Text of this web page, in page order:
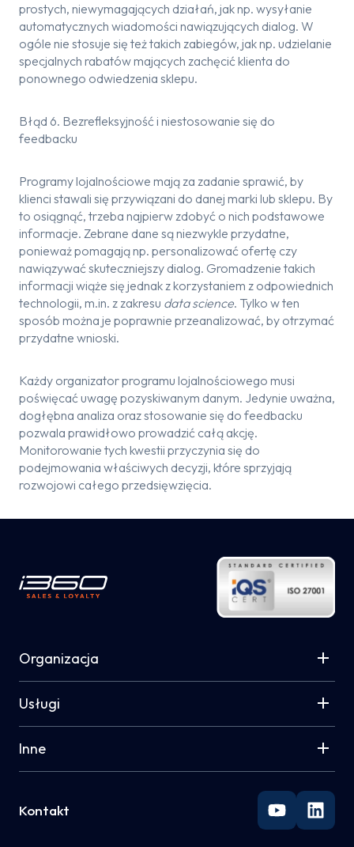
prostych, niewymagających działań, jak np. wysyłanie
automatycznych wiadomości nawiązujących dialog. W
ogóle nie stosuje się też takich zabiegów, jak np. udzielanie
specjalnych rabatów mających zachęcić klienta do
ponownego odwiedzenia sklepu.
Błąd 6. Bezrefleksyjność i niestosowanie się do
feedbacku
Programy lojalnościowe mają za zadanie sprawić, by
klienci stawali się przywiązani do danej marki lub sklepu. By
to osiągnąć, trzeba najpierw zdobyć o nich podstawowe
informacje. Zebrane dane są niezwykle przydatne,
ponieważ pomagają np. personalizować ofertę czy
nawiązywać skuteczniejszy dialog. Gromadzenie takich
informacji wiąże się jednak z korzystaniem z odpowiednich
technologii, m.in. z zakresu data science. Tylko w ten
sposób można je poprawnie przeanalizować, by otrzymać
przydatne wnioski.
Każdy organizator programu lojalnościowego musi
poświęcać uwagę pozyskiwanym danym. Jedynie uważna,
dogłębna analiza oraz stosowanie się do feedbacku
pozwala prawidłowo prowadzić całą akcję.
Monitorowanie tych kwestii przyczynia się do
podejmowania właściwych decyzji, które sprzyjają
rozwojowi całego przedsięwzięcia.
Organizacja
Usługi
Inne
Kontakt